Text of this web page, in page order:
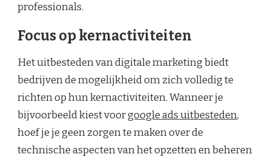
professionals.
Focus op kernactiviteiten
Het uitbesteden van digitale marketing biedt
bedrijven de mogelijkheid om zich volledig te
richten op hun kernactiviteiten. Wanneer je
bijvoorbeeld kiest voorgoogle ads uitbesteden,
hoef je je geen zorgen te maken over de
technische aspecten van het opzetten en beheren